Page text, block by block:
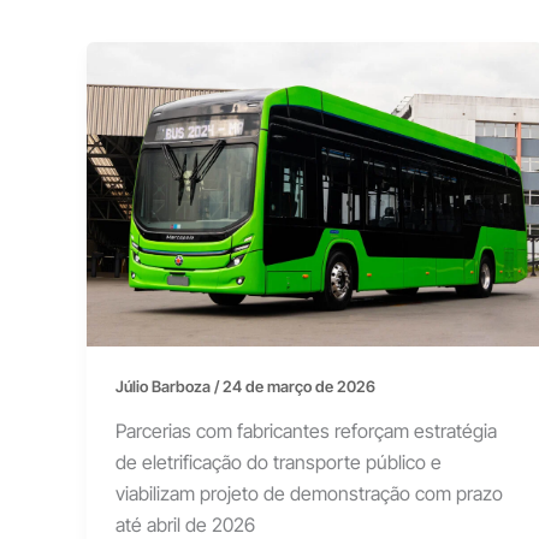
Júlio Barboza/24 de março de 2026
Parcerias com fabricantes reforçam estratégia
de eletrificação do transporte público e
viabilizam projeto de demonstração com prazo
até abril de 2026